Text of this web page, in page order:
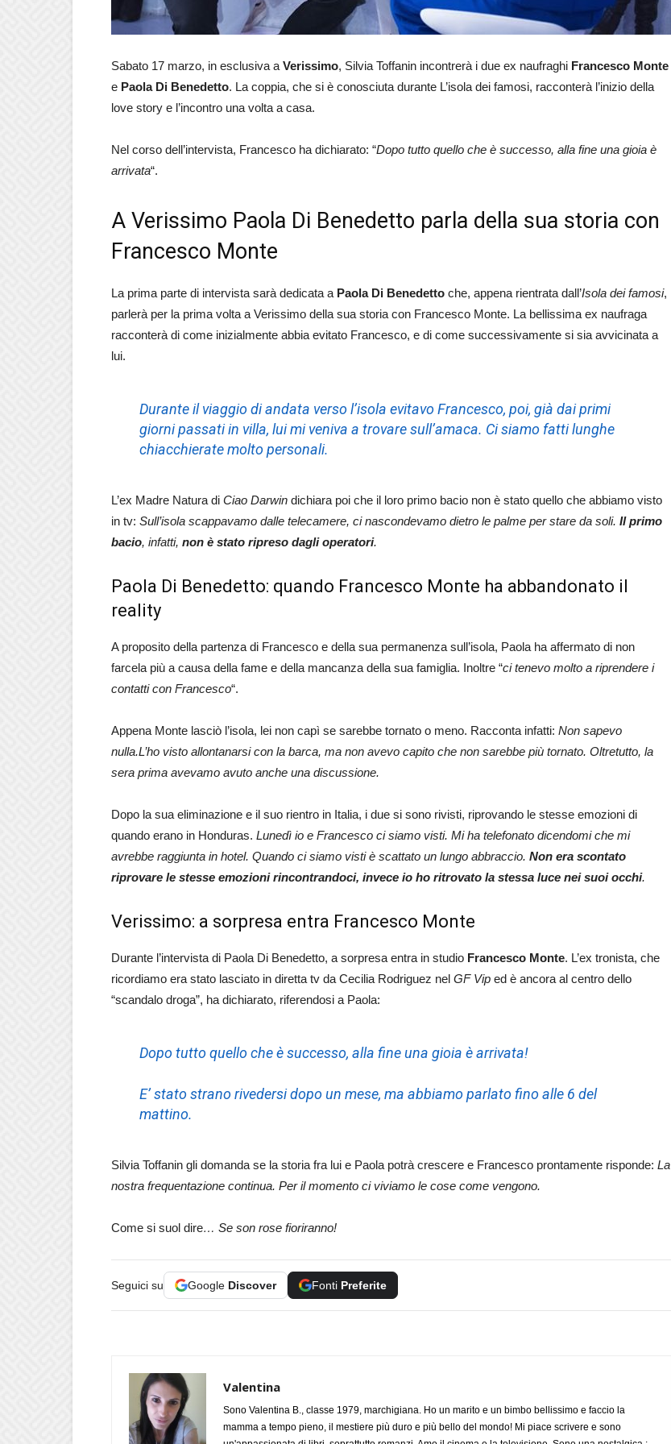
Sabato 17 marzo, in esclusiva a Verissimo, Silvia Toffanin incontrerà i due ex naufraghi Francesco Monte
e Paola Di Benedetto. La coppia, che si è conosciuta durante L’isola dei famosi, racconterà l’inizio della
love story e l’incontro una volta a casa.
Nel corso dell’intervista, Francesco ha dichiarato: “Dopo tutto quello che è successo, alla fine una gioia è
arrivata“.
A Verissimo Paola Di Benedetto parla della sua storia con
Francesco Monte
La prima parte di intervista sarà dedicata a Paola Di Benedetto che, appena rientrata dall’Isola dei famosi,
parlerà per la prima volta a Verissimo della sua storia con Francesco Monte. La bellissima ex naufraga
racconterà di come inizialmente abbia evitato Francesco, e di come successivamente si sia avvicinata a
lui.
Durante il viaggio di andata verso l’isola evitavo Francesco, poi, già dai primi
giorni passati in villa, lui mi veniva a trovare sull’amaca. Ci siamo fatti lunghe
chiacchierate molto personali.
L’ex Madre Natura di Ciao Darwin dichiara poi che il loro primo bacio non è stato quello che abbiamo visto
in tv: Sull’isola scappavamo dalle telecamere, ci nascondevamo dietro le palme per stare da soli. Il primo
bacio, infatti, non è stato ripreso dagli operatori.
Paola Di Benedetto: quando Francesco Monte ha abbandonato il
reality
A proposito della partenza di Francesco e della sua permanenza sull’isola, Paola ha affermato di non
farcela più a causa della fame e della mancanza della sua famiglia. Inoltre “ci tenevo molto a riprendere i
contatti con Francesco“.
Appena Monte lasciò l’isola, lei non capì se sarebbe tornato o meno. Racconta infatti: Non sapevo
nulla.L’ho visto allontanarsi con la barca, ma non avevo capito che non sarebbe più tornato. Oltretutto, la
sera prima avevamo avuto anche una discussione.
Dopo la sua eliminazione e il suo rientro in Italia, i due si sono rivisti, riprovando le stesse emozioni di
quando erano in Honduras. Lunedì io e Francesco ci siamo visti. Mi ha telefonato dicendomi che mi
avrebbe raggiunta in hotel. Quando ci siamo visti è scattato un lungo abbraccio. Non era scontato
riprovare le stesse emozioni rincontrandoci, invece io ho ritrovato la stessa luce nei suoi occhi.
Verissimo: a sorpresa entra Francesco Monte
Durante l’intervista di Paola Di Benedetto, a sorpresa entra in studio Francesco Monte. L’ex tronista, che
ricordiamo era stato lasciato in diretta tv da Cecilia Rodriguez nel GF Vip ed è ancora al centro dello
“scandalo droga”, ha dichiarato, riferendosi a Paola:
Dopo tutto quello che è successo, alla fine una gioia è arrivata!
E’ stato strano rivedersi dopo un mese, ma abbiamo parlato fino alle 6 del
mattino.
Silvia Toffanin gli domanda se la storia fra lui e Paola potrà crescere e Francesco prontamente risponde: La
nostra frequentazione continua. Per il momento ci viviamo le cose come vengono.
Come si suol dire… Se son rose fioriranno!
Seguici su Google Discover Fonti Preferite
Valentina
Sono Valentina B., classe 1979, marchigiana. Ho un marito e un bimbo bellissimo e faccio la
mamma a tempo pieno, il mestiere più duro e più bello del mondo! Mi piace scrivere e sono